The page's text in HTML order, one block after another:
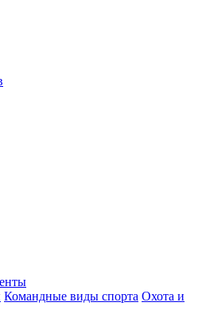
Командные виды спорта Охота и